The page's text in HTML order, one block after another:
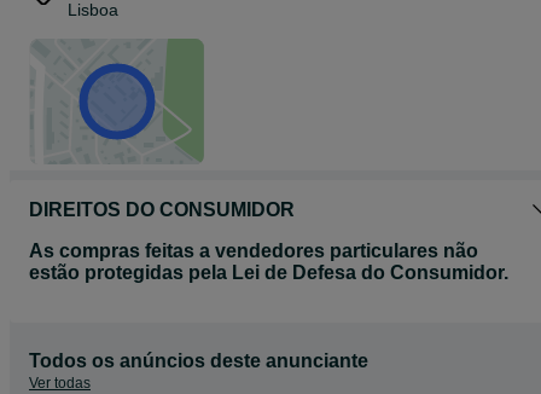
Lisboa
DIREITOS DO CONSUMIDOR
As compras feitas a vendedores particulares não
estão protegidas pela Lei de Defesa do Consumidor.
Todos os anúncios deste anunciante
Ver todas